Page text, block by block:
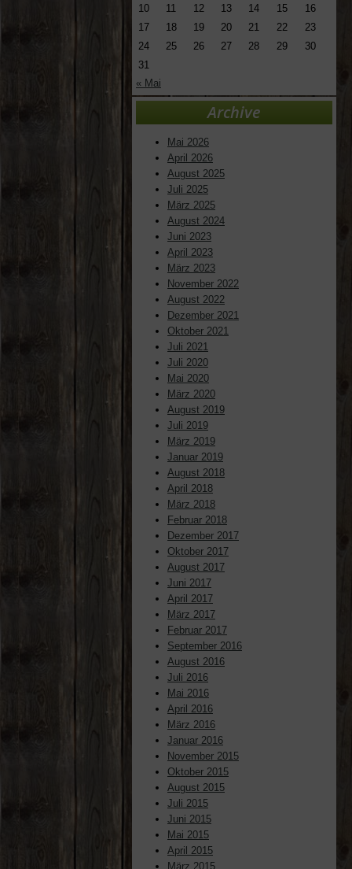
10
11 12 13 14 15
16
17
18 19 20 21 22
23
24
25 26 27 28 29
30
31
« Mai
Archive
Mai 2026
April 2026
August 2025
Juli 2025
März 2025
August 2024
Juni 2023
April 2023
März 2023
November 2022
August 2022
Dezember 2021
Oktober 2021
Juli 2021
Juli 2020
Mai 2020
März 2020
August 2019
Juli 2019
März 2019
Januar 2019
August 2018
April 2018
März 2018
Februar 2018
Dezember 2017
Oktober 2017
August 2017
Juni 2017
April 2017
März 2017
Februar 2017
September 2016
August 2016
Juli 2016
Mai 2016
April 2016
März 2016
Januar 2016
November 2015
Oktober 2015
August 2015
Juli 2015
Juni 2015
Mai 2015
April 2015
März 2015